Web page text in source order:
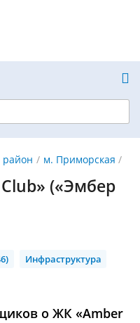
район м. Приморская
(«Эмбер
Инфраструктура
о ЖК «Amber